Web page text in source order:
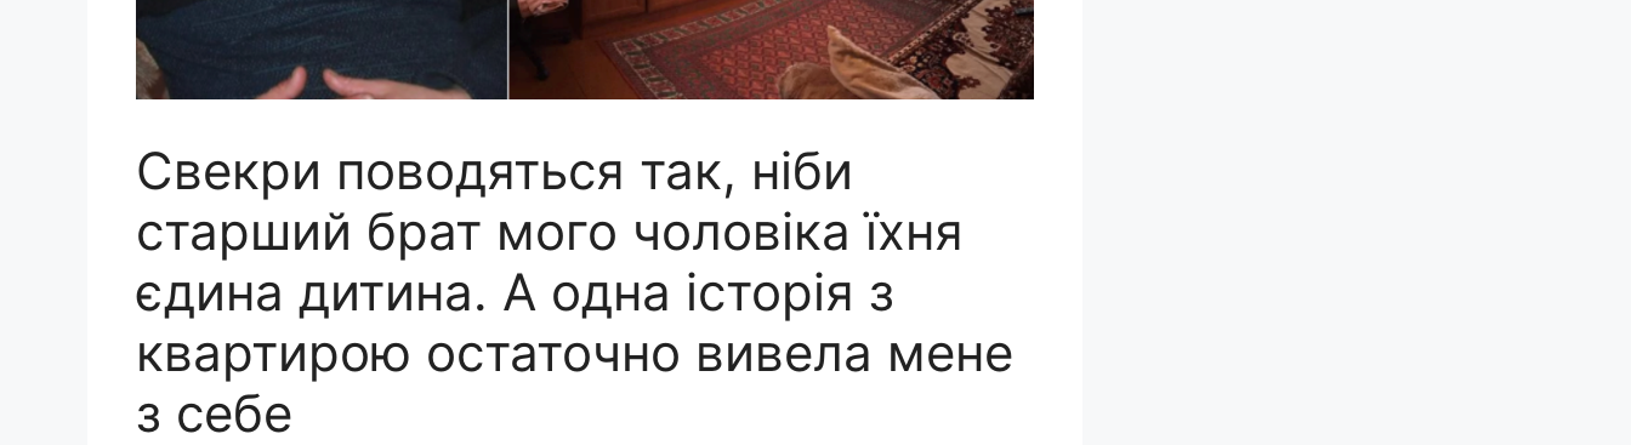
Свекри поводяться так, ніби
старший брат мого чоловіка їхня
єдина дитина. А одна історія з
квартирою остаточно вивела мене
з себе